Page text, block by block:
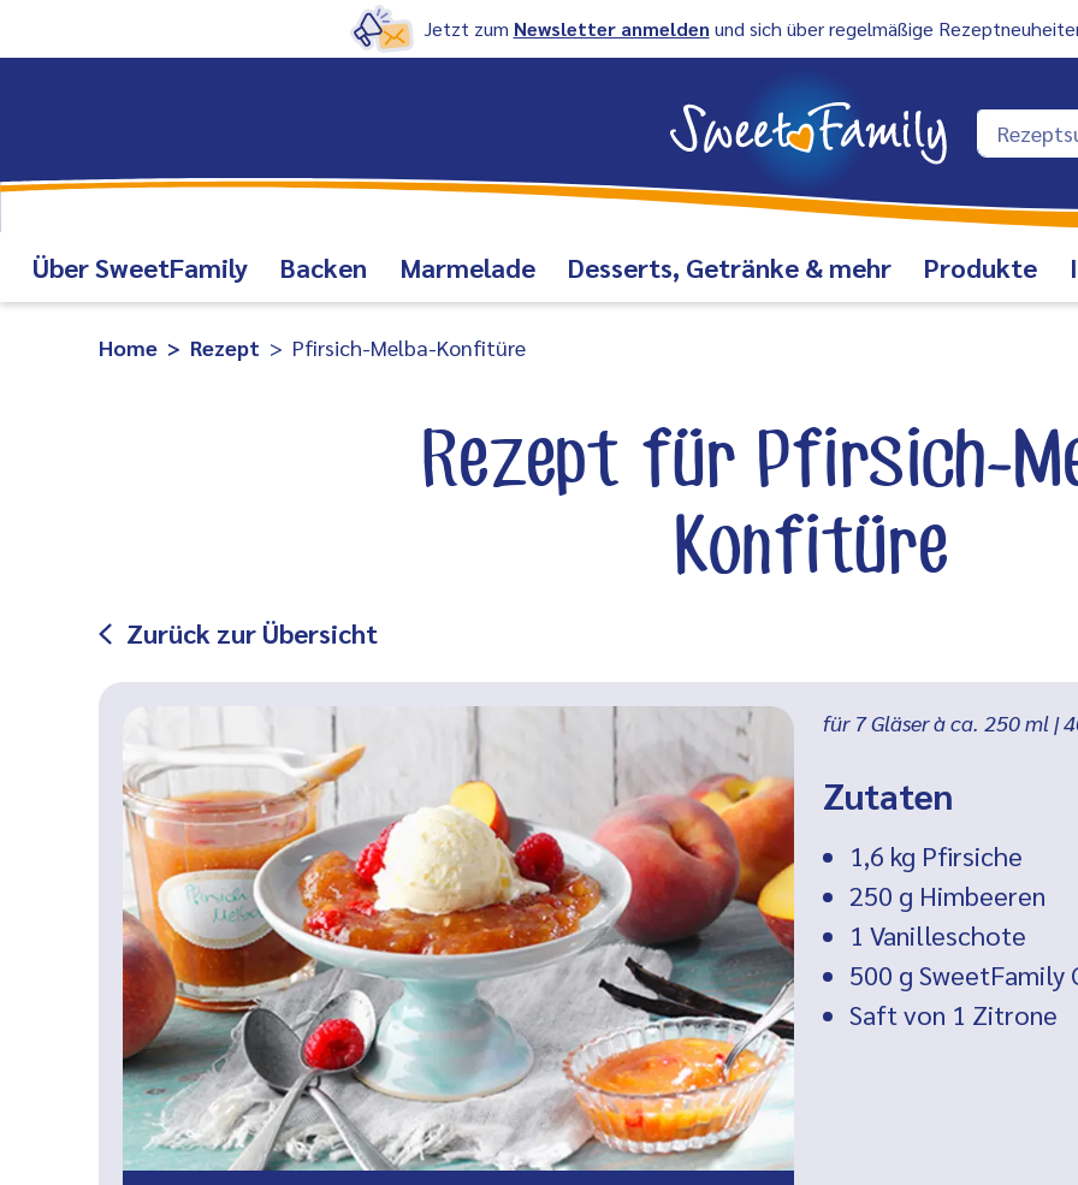
Jetzt zum Newsletter anmelden und sich über regelmäßige
Über SweetFamily Backen Marmelade Desserts, Getränke & mehr Produkte
Home Rezept Pfirsich-Melba-Konfitüre
Rezept für Pfirsich-
Konfitüre
Zurück zur Übersicht
für 7 Gläser à ca. 250 ml |
Zutaten
1,6 kg Pfirsiche
250 g Himbeeren
1 Vanilleschote
500 g SweetFamily
Saft von 1 Zitrone